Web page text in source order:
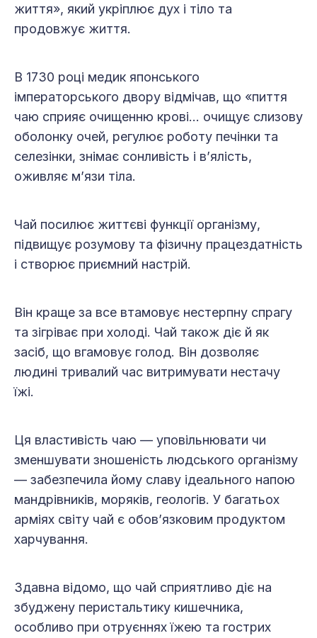
життя», який укріплює дух і тіло та
продовжує життя.
В 1730 році медик японського
імператорського двору відмічав, що «пиття
чаю сприяє очищенню крові… очищує слизову
оболонку очей, регулює роботу печінки та
селезінки, знімає сонливість і в’ялість,
оживляє м’язи тіла.
Чай посилює життєві функції організму,
підвищує розумову та фізичну працездатність
і створює приємний настрій.
Він краще за все втамовує нестерпну спрагу
та зігріває при холоді. Чай також діє й як
засіб, що вгамовує голод. Він дозволяє
людині тривалий час витримувати нестачу
їжі.
Ця властивість чаю — уповільнювати чи
зменшувати зношеність людського організму
— забезпечила йому славу ідеального напою
мандрівників, моряків, геологів. У багатьох
арміях світу чай є обов’язковим продуктом
харчування.
Здавна відомо, що чай сприятливо діє на
збуджену перистальтику кишечника,
особливо при отруєннях їжею та гострих